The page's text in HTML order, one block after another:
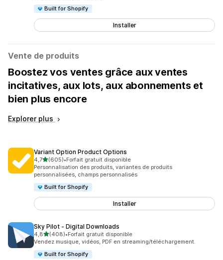
Built for Shopify
Installer
Vente de produits
Boostez vos ventes grâce aux ventes
incitatives, aux lots, aux abonnements et
bien plus encore
Explorer plus
Variant Option Product Options
4,7étoile(s) sur 5
(605)
605 avis au total
•Forfait gratuit disponible
Personnalisation des produits, variantes de produits
personnalisées, champs personnalisés
Built for Shopify
Installer
Sky Pilot ‑ Digital Downloads
4,8étoile(s) sur 5
(408)
408 avis au total
•Forfait gratuit disponible
Vendez musique, vidéos, PDF en streaming/téléchargement.
Built for Shopify